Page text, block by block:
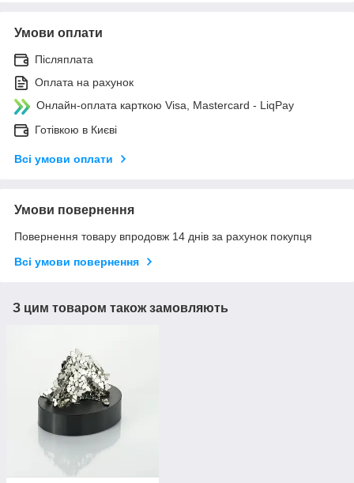
Умови оплати
Післяплата
Оплата на рахунок
Онлайн-оплата карткою Visa, Mastercard - LiqPay
Готівкою в Києві
Всі умови оплати
Умови повернення
Повернення товару впродовж 14 днів за рахунок покупця
Всі умови повернення
З цим товаром також замовляють